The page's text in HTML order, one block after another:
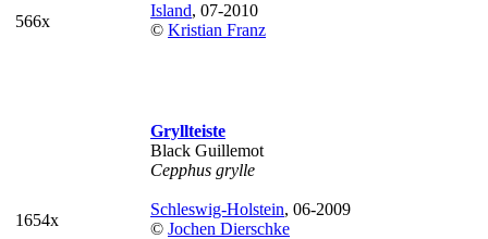
566x
Island, 07-2010
© Kristian Franz
1654x
Gryllteiste
Black Guillemot
Cepphus grylle
Schleswig-Holstein, 06-2009
© Jochen Dierschke